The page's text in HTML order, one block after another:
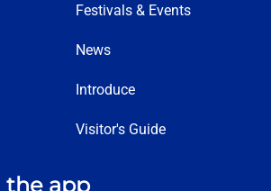
Festivals & Events
News
Introduce
Visitor's Guide
the app